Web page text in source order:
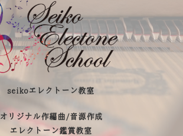
seikoエレクトーン教室
オリジナル作編曲/音源作成
エレクトーン鑑賞教室